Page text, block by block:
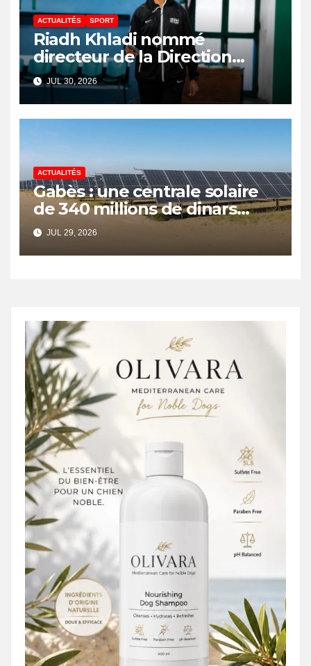
ACTUALITÉS SPORT
Riadh Khladi nommé
directeur de la Direction
Nationale de l’Arbitrage
JUL 30, 2026
ACTUALITÉS
Gabès : une centrale solaire
de 340 millions de dinars
pour renforcer la transition
énergétique et créer 400
emplois
JUL 29, 2026